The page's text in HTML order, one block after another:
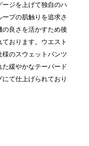
ジを上げて独自のハ
プの肌触りを追求さ
良さを活かすため後
おります。ウエスト
のスウェットパンツ
緩やかなテーパード
て仕上げられており